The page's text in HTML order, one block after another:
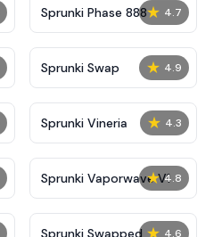
★ 4.7
Sprunki Phase 888
★ 4.9
Sprunki Swap
★ 4.3
Sprunki Vineria
★ 4.8
Sprunki Vaporwave V1
★ 4.6
Sprunki Swapped